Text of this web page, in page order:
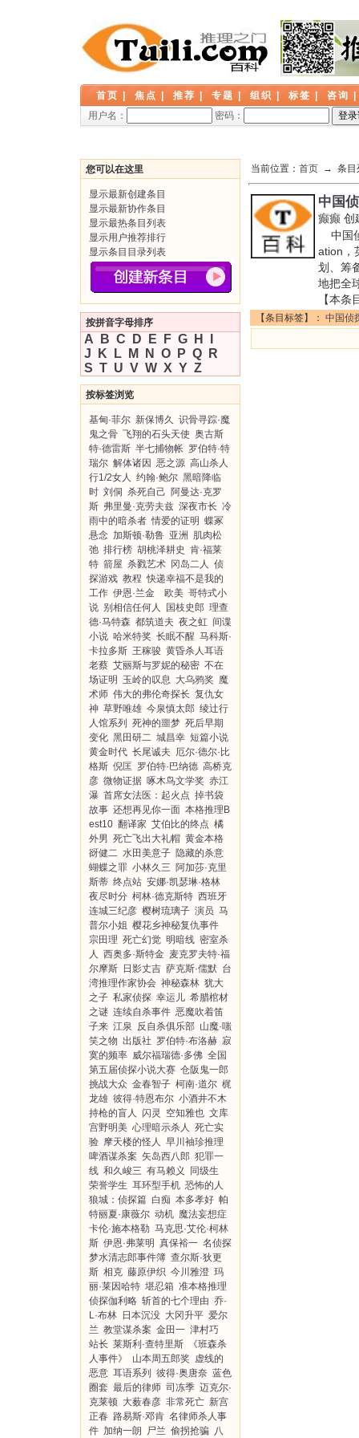
首页 焦点 推荐 专题 组织 标签 咨询
用户名：
密码：
您可以在这里
显示最新创建条目
显示最新协作条目
显示最热条目列表
显示用户推荐排行
显示条目目录列表
按拼音字母排序
A B C D E F G H
J
K L M N O P Q
R
S T U V W X Y Z
按标签浏览
基甸·菲尔 新保博久 识骨寻踪·魔
鬼之骨 飞翔的石头天使 奥古斯
特·德雷斯 半七捕物帐 罗伯特·特
瑞尔 解体诸因 恶之源 高山杀人
行1/2女人 约翰·鲍尔 黑暗降临
时 刘侗 杀死自己 阿曼达·克罗
斯 弗里曼·克劳夫兹 深夜市长 冷
雨中的暗杀者 情爱的证明 蝶冢
悬念 加斯顿·勒鲁 亚洲
肌肉松
弛 排行榜 胡桃泽耕史 肯·福莱
特 箭屋 杀戮艺术 冈岛二人 侦
探游戏 教程 快递幸福不是我的
工作 伊恩·兰金 欧美 哥特式小
说 别相信任何人 国枝史郎 理查
德·马特森 都筑道夫 夜之虹 间谍
小说 哈米特奖 长眠不醒 马科斯·
卡拉多斯 王稼骏 黄昏杀人耳语
老蔡 艾丽斯与罗妮的秘密 不在
场证明
玉岭的叹息 大乌鸦奖 魔
术师 伟大的弗伦奇探长 复仇女
神 草野唯雄 今泉慎太郎 绫辻行
人馆系列
死神的噩梦 死后早期
变化 黑田研二 城昌幸 短篇小说
黄金时代 长尾诚夫 厄尔·德尔·比
格斯 倪匡 罗伯特·巴纳德 高桥克
彦 微物证据 啄木鸟文学奖 赤江
瀑 首席女法医：起火点 掉书袋
故事 还想再见你一面 本格推理B
est10 翻译家 艾伯比的终点 橘
外男 死亡飞出大礼帽 黄金本格
谺健二 水田美意子 隐藏的杀意
蝴蝶之罪 小林久三 阿加莎·克里
斯蒂 终点站 安娜·凯瑟琳·格林
夜尽时分 柯林·德克斯特 西班牙
连城三纪彦 樱树琉璃子 演员 马
普尔小姐 樱花乡神秘复仇事件
宗田理 死亡幻觉 明暗线 密室杀
人 西奥多·斯特金 麦克罗夫特·福
尔摩斯 日影丈吉 萨克斯·儒默 台
湾推理作家协会 神秘森林 犹大
之子 私家侦探 幸运儿 希腊棺材
之谜 连续自杀事件 恶魔吹着笛
子来 江泉 反自杀俱乐部 山魔·嗤
笑之物 出版社 罗伯特·布洛赫 寂
寞的频率 威尔福瑞德·多佛 全国
第五届侦探小说大赛 仓阪鬼一郎
挑战大众 金春智子 柯南·道尔 梶
龙雄 彼得·特恩布尔 小酒井不木
持枪的盲人
闪灵 空知雅也 文库
宫野明美 心理暗示杀人 死亡实
验 摩天楼的怪人 早川袖珍推理
啤酒谋杀案 矢岛西八郎 犯罪一
线 和久峻三 有马赖义
同级生
荣誉学生 耳环型手机 恐怖的人
狼城：侦探篇 白痴 本多孝好 帕
特丽夏·康薇尔 动机 魔法妄想症
卡伦·施本格勒 马克思·艾伦·柯林
斯 伊恩·弗莱明 真保裕一 名侦探
梦水清志郎事件簿 查尔斯·狄更
斯 相克 藤原伊织 今川雅澄 玛
丽·莱因哈特 堪忍箱 准本格推理
侦探伽利略 斩首的七个理由 乔·
L·布林 日本沉没 大冈升平 爱尔
兰 教堂谋杀案 金田一 津村巧
站长 莱斯利·查特里斯
《班森杀
人事件》
山本周五郎奖 虚线的
恶意 耳语系列 彼得·奥唐奈 蓝色
圈套 最后的律师 司冻季 迈克尔·
克莱顿 大薮春彦 非常死亡 新宫
正春 路易斯·邓肯 名律师杀人事
件 加纳一朗 尸兰 偷拐抢骗 八
当前位置： 首页 → 条目
中国
癫癫 创
中国
ation，
划、筹
地把全
【本条
【条目标签】： 中国侦